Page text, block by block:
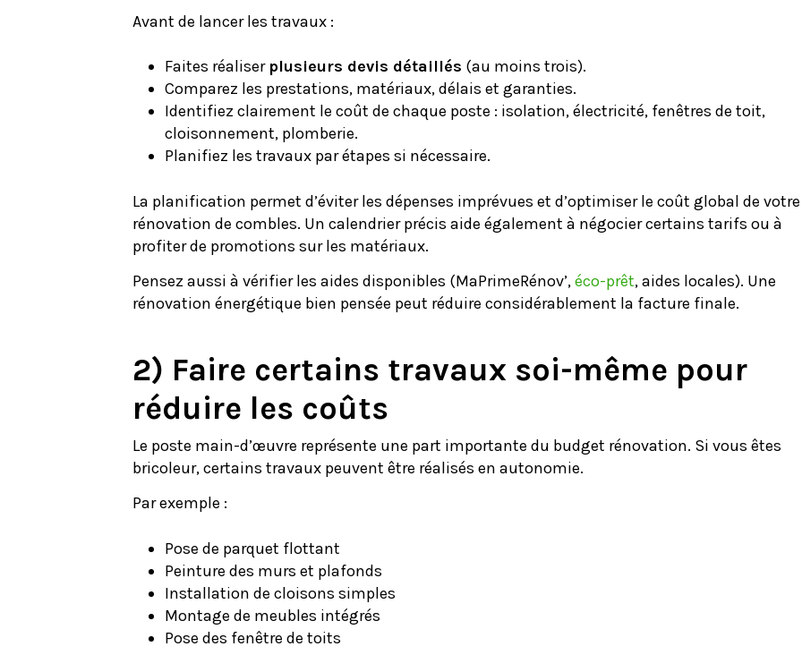
Avant de lancer les travaux :
Faites réaliser plusieurs devis détaillés (au moins trois).
Comparez les prestations, matériaux, délais et garanties.
Identifiez clairement le coût de chaque poste : isolation, électricité, fenêtres de toit,
cloisonnement, plomberie.
Planifiez les travaux par étapes si nécessaire.
La planification permet d’éviter les dépenses imprévues et d’optimiser le coût global de votre
rénovation de combles. Un calendrier précis aide également à négocier certains tarifs ou à
profiter de promotions sur les matériaux.
Pensez aussi à vérifier les aides disponibles (MaPrimeRénov’,éco-prêt, aides locales). Une
rénovation énergétique bien pensée peut réduire considérablement la facture finale.
2) Faire certains travaux soi-même pour
réduire les coûts
Le poste main-d’œuvre représente une part importante du budget rénovation. Si vous êtes
bricoleur, certains travaux peuvent être réalisés en autonomie.
Par exemple :
Pose de parquet flottant
Peinture des murs et plafonds
Installation de cloisons simples
Montage de meubles intégrés
Pose des fenêtre de toits